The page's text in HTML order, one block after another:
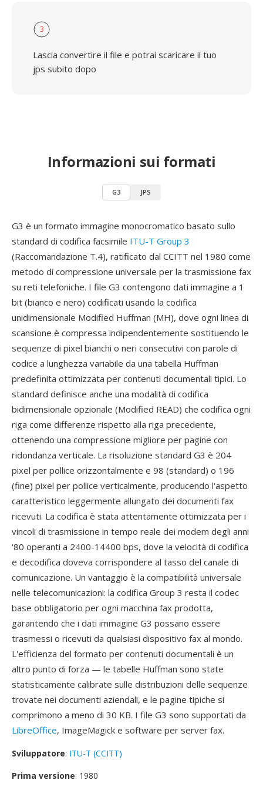
3
Lascia convertire il file e potrai scaricare il tuo
jps subito dopo
Informazioni sui formati
G3 JPS
G3 è un formato immagine monocromatico basato sullo
standard di codifica facsimile ITU-T Group 3
(Raccomandazione T.4), ratificato dal CCITT nel 1980 come
metodo di compressione universale per la trasmissione fax
su reti telefoniche. I file G3 contengono dati immagine a 1
bit (bianco e nero) codificati usando la codifica
unidimensionale Modified Huffman (MH), dove ogni linea di
scansione è compressa indipendentemente sostituendo le
sequenze di pixel bianchi o neri consecutivi con parole di
codice a lunghezza variabile da una tabella Huffman
predefinita ottimizzata per contenuti documentali tipici. Lo
standard definisce anche una modalità di codifica
bidimensionale opzionale (Modified READ) che codifica ogni
riga come differenze rispetto alla riga precedente,
ottenendo una compressione migliore per pagine con
ridondanza verticale. La risoluzione standard G3 è 204
pixel per pollice orizzontalmente e 98 (standard) o 196
(fine) pixel per pollice verticalmente, producendo l'aspetto
caratteristico leggermente allungato dei documenti fax
ricevuti. La codifica è stata attentamente ottimizzata per i
vincoli di trasmissione in tempo reale dei modem degli anni
'80 operanti a 2400-14400 bps, dove la velocità di codifica
e decodifica doveva corrispondere al tasso del canale di
comunicazione. Un vantaggio è la compatibilità universale
nelle telecomunicazioni: la codifica Group 3 resta il codec
base obbligatorio per ogni macchina fax prodotta,
garantendo che i dati immagine G3 possano essere
trasmessi o ricevuti da qualsiasi dispositivo fax al mondo.
L'efficienza del formato per contenuti documentali è un
altro punto di forza — le tabelle Huffman sono state
statisticamente calibrate sulle distribuzioni delle sequenze
trovate nei documenti aziendali, e le pagine tipiche si
comprimono a meno di 30 KB. I file G3 sono supportati da
LibreOffice, ImageMagick e software per server fax.
Sviluppatore: ITU-T (CCITT)
Prima versione: 1980